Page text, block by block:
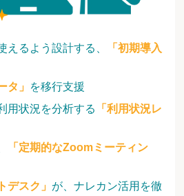
えるよう設計する、
「初期導入
タ」 を移行支援
用状況を分析する
「利用状況レ
「定期的なZoomミーティン
デスク」 が、ナレカン活用を徹